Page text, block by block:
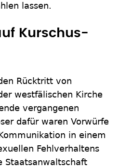
lassen.
Kurschus-
Rücktritt von
westfälischen Kirche
vergangenen
dafür waren Vorwürfe
in einem
Fehlverhaltens
Staatsanwaltschaft